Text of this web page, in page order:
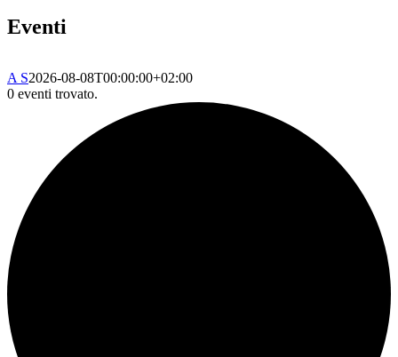
Eventi
A S2026-08-08T00:00:00+02:00
0 eventi trovato.